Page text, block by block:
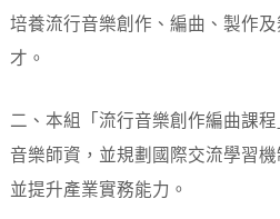
培養流行音樂創作、編曲、製作
才。
二、本組「流行音樂創作編曲課
音樂師資，並規劃國際交流學習
並提升產業實務能力。